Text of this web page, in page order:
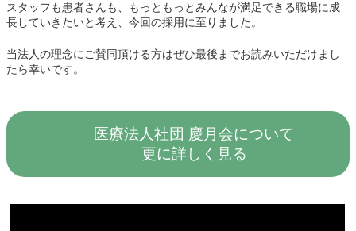
スタッフも患者さんも、もっともっとみんなが満足できる職場に成
長していきたいと考え、今回の採用に至りました。
当法人の理念にご賛同頂ける方はぜひ最後までお読みいただけまし
たら幸いです。
医療法人社団 慶月会について
更に詳しく見る
グ
プ
リ
ク